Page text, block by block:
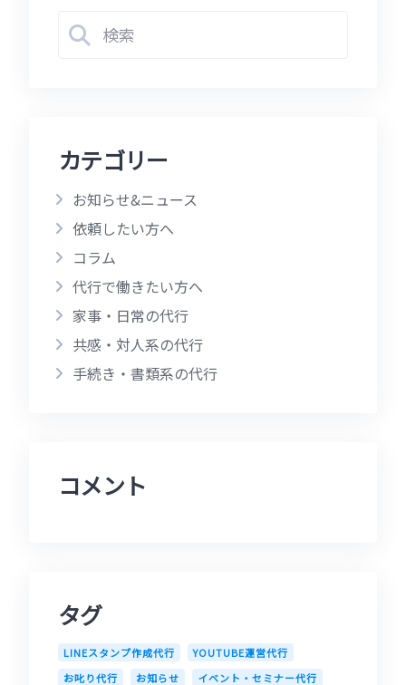
カテゴリー
お知らせ&ニュース
依頼したい方へ
コラム
代行で働きたい方へ
家事・日常の代行
共感・対人系の代行
手続き・書類系の代行
コメント
タグ
LINEスタンプ作成代行
YOUTUBE運営代行
お叱り代行
お知らせ イベント・セミナー代行